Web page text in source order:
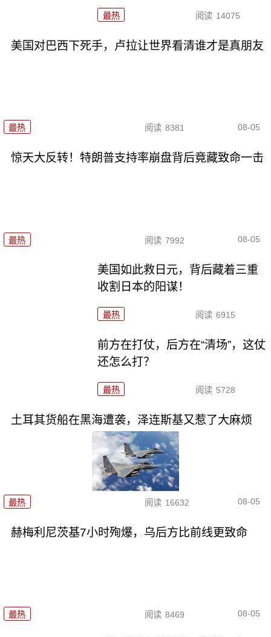
最热 阅读 14075
美国对巴西下死手，卢拉让世界看清谁才是真朋友
最热 阅读 8381 08-05
惊天大反转！特朗普支持率崩盘背后竟藏致命一击
最热 阅读 7992 08-05
美国如此救日元，背后藏着三重
收割日本的阳谋！
最热 阅读 6915
前方在打仗，后方在“清场”，这仗
还怎么打？
最热 阅读 5728
土耳其货船在黑海遭袭，泽连斯基又惹了大麻烦
最热 阅读 16632 08-05
赫梅利尼茨基7小时殉爆，乌后方比前线更致命
最热 阅读 8469 08-05